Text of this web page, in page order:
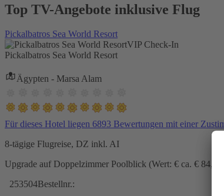
Top TV-Angebote inklusive Flug
Pickalbatros Sea World Resort
VIP Check-In
Pickalbatros Sea World Resort
Ägypten - Marsa Alam
Für dieses Hotel liegen 6893 Bewertungen mit einer
8-tägige Flugreise, DZ inkl. AI
Upgrade auf Doppelzimmer Poolblick (Wert: € ca. € 84,-
253504Bestellnr.: